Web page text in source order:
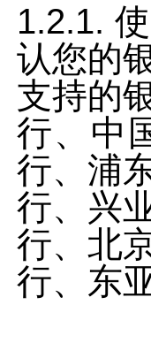
1.2.1.
认您的
支持的
行、中
行、浦
行、兴
行、北
行、东